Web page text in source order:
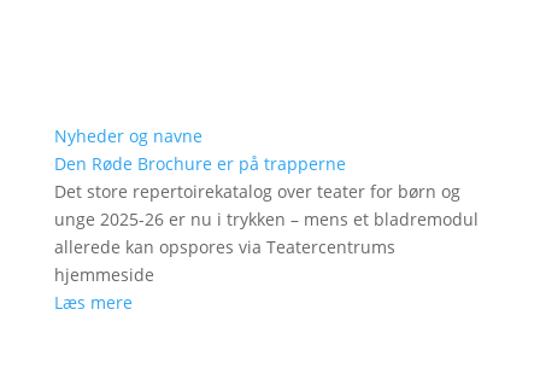
Nyheder og navne
Den Røde Brochure er på trapperne
Det store repertoirekatalog over teater for børn og
unge 2025-26 er nu i trykken – mens et bladremodul
allerede kan opspores via Teatercentrums
hjemmeside
Læs mere